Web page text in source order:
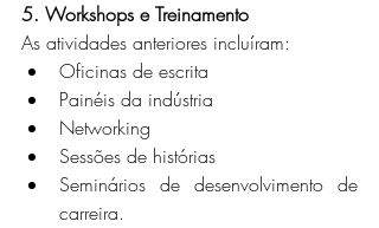
5. Workshops e Treinamento
As atividades anteriores incluíram:
Oficinas de escrita
Painéis da indústria
Networking
Sessões de histórias
Seminários de desenvolvimento de
carreira.